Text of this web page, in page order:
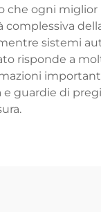
che ogni
complessiva
sistemi
risponde a
guardie di